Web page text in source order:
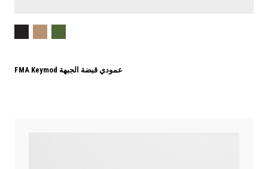
FMA Keymod عمودي قبضة الجبهة